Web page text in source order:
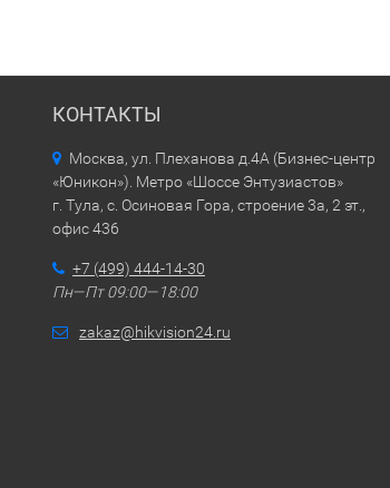
КОНТАКТЫ
Москва, ул. Плеханова д.4А (Бизнес-центр
«Юникон»). Метро «Шоссе Энтузиастов»
г. Тула, с. Осиновая Гора, строение 3а, 2 эт.,
офис 436
+7 (499) 444-14-30
Пн—Пт 09:00—18:00
zakaz@hikvision24.ru